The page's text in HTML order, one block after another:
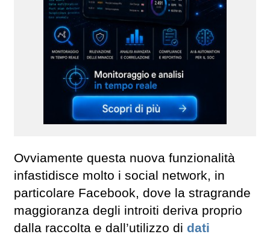
Ovviamente questa nuova funzionalità
infastidisce molto i social network, in
particolare Facebook, dove la stragrande
maggioranza degli introiti deriva proprio
dalla raccolta e dall’utilizzo di dati